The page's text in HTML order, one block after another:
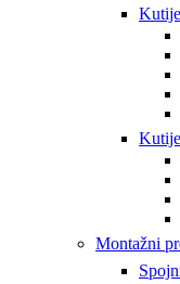
Montažni